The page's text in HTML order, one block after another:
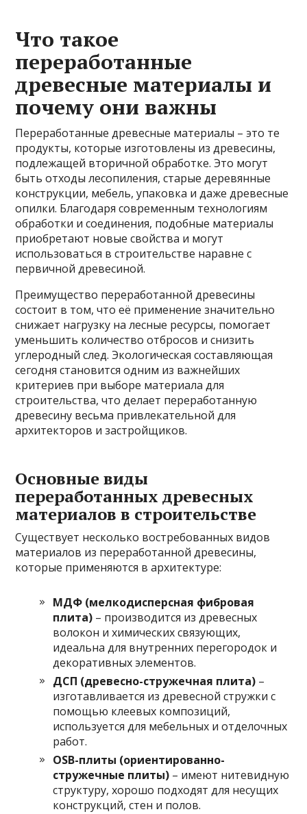
Что такое
переработанные
древесные материалы и
почему они важны
Переработанные древесные материалы – это те
продукты, которые изготовлены из древесины,
подлежащей вторичной обработке. Это могут
быть отходы лесопиления, старые деревянные
конструкции, мебель, упаковка и даже древесные
опилки. Благодаря современным технологиям
обработки и соединения, подобные материалы
приобретают новые свойства и могут
использоваться в строительстве наравне с
первичной древесиной.
Преимущество переработанной древесины
состоит в том, что её применение значительно
снижает нагрузку на лесные ресурсы, помогает
уменьшить количество отбросов и снизить
углеродный след. Экологическая составляющая
сегодня становится одним из важнейших
критериев при выборе материала для
строительства, что делает переработанную
древесину весьма привлекательной для
архитекторов и застройщиков.
Основные виды
переработанных древесных
материалов в строительстве
Существует несколько востребованных видов
материалов из переработанной древесины,
которые применяются в архитектуре:
МДФ (мелкодисперсная фибровая
плита) – производится из древесных
волокон и химических связующих,
идеальна для внутренних перегородок и
декоративных элементов.
ДСП (древесно-стружечная плита) –
изготавливается из древесной стружки с
помощью клеевых композиций,
используется для мебельных и отделочных
работ.
OSB-плиты (ориентированно-
стружечные плиты) – имеют нитевидную
структуру, хорошо подходят для несущих
конструкций, стен и полов.